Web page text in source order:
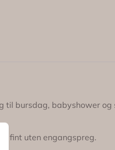
til bursdag, babyshower og
fint uten engangspreg.